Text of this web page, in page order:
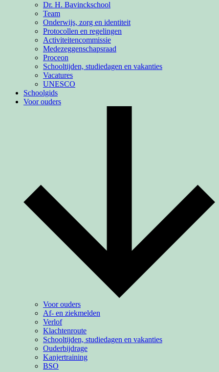
Dr. H. Bavinckschool
Team
Onderwijs, zorg en identiteit
Protocollen en regelingen
Activiteiten­commissie
Medezeggenschapsraad
Proceon
Schooltijden, studiedagen en vakanties
Vacatures
UNESCO
Schoolgids
Voor ouders
Voor ouders
Af- en ziekmelden
Verlof
Klachtenroute
Schooltijden, studiedagen en vakanties
Ouderbijdrage
Kanjertraining
BSO